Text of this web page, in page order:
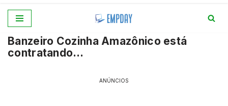
para
o
Banzeiro Cozinha Amazônico está
contratando…
ANÚNCIOS